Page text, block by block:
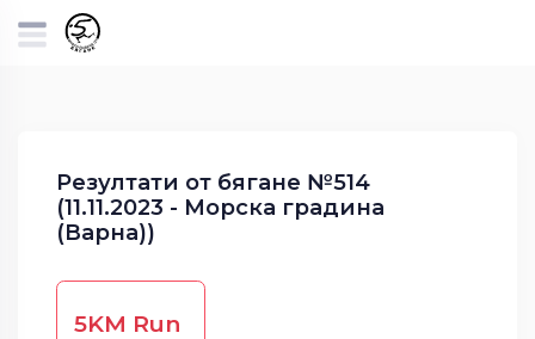
Резултати от бягане №514
(11.11.2023 - Морска градина
(Варна))
5KM Run